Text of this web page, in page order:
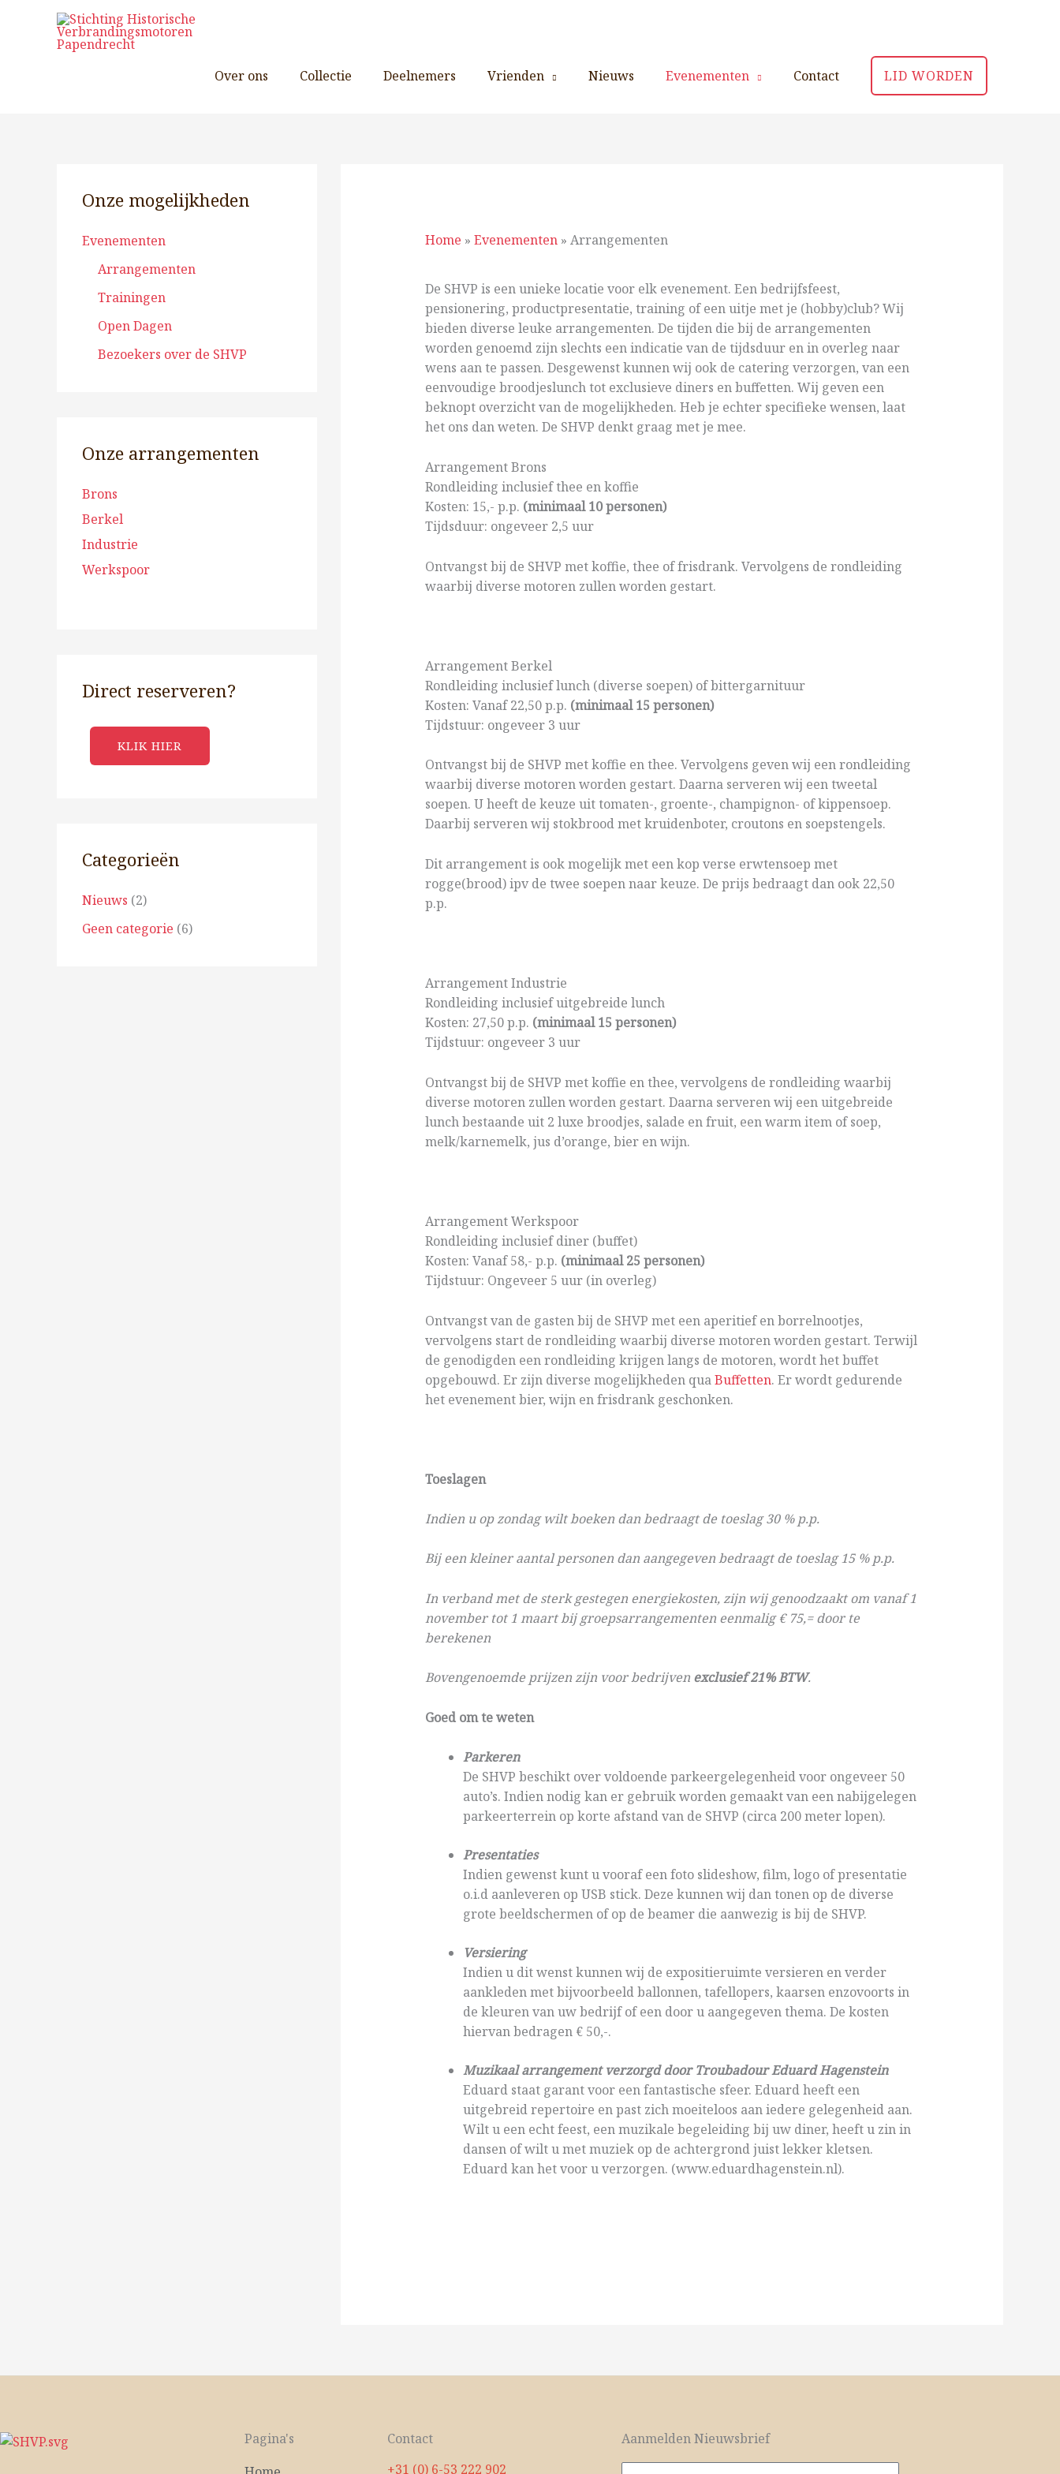
Over ons Collectie Deelnemers Vrienden Nieuws Evenementen Contact LID WORDEN
Onze mogelijkheden
Evenementen
Arrangementen
Trainingen
Open Dagen
Bezoekers over de SHVP
Onze arrangementen
Brons
Berkel
Industrie
Werkspoor
Direct reserveren?
KLIK HIER
Categorieën
Nieuws (2)
Geen categorie (6)
Home » Evenementen» Arrangementen
De SHVP is een unieke locatie voor elk evenement. Een bedrijfsfeest,
pensionering, productpresentatie, training of een uitje met je (hobby)club? Wij
bieden diverse leuke arrangementen. De tijden die bij de arrangementen
worden genoemd zijn slechts een indicatie van de tijdsduur en in overleg naar
wens aan te passen. Desgewenst kunnen wij ook de catering verzorgen, van een
eenvoudige broodjeslunch tot exclusieve diners en buffetten. Wij geven een
beknopt overzicht van de mogelijkheden. Heb je echter specifieke wensen, laat
het ons dan weten. De SHVP denkt graag met je mee.
Arrangement Brons
Rondleiding inclusief thee en koffie
Kosten: 15,- p.p. (minimaal 10 personen)
Tijdsduur: ongeveer 2,5 uur
Ontvangst bij de SHVP met koffie, thee of frisdrank. Vervolgens de rondleiding
waarbij diverse motoren zullen worden gestart.
Arrangement Berkel
Rondleiding inclusief lunch (diverse soepen) of bittergarnituur
Kosten: Vanaf 22,50 p.p. (minimaal 15 personen)
Tijdstuur: ongeveer 3 uur
Ontvangst bij de SHVP met koffie en thee. Vervolgens geven wij een rondleiding
waarbij diverse motoren worden gestart. Daarna serveren wij een tweetal
soepen. U heeft de keuze uit tomaten-, groente-, champignon- of kippensoep.
Daarbij serveren wij stokbrood met kruidenboter, croutons en soepstengels.
Dit arrangement is ook mogelijk met een kop verse erwtensoep met
rogge(brood) ipv de twee soepen naar keuze. De prijs bedraagt dan ook 22,50
p.p.
Arrangement Industrie
Rondleiding inclusief uitgebreide lunch
Kosten: 27,50 p.p. (minimaal 15 personen)
Tijdstuur: ongeveer 3 uur
Ontvangst bij de SHVP met koffie en thee, vervolgens de rondleiding waarbij
diverse motoren zullen worden gestart. Daarna serveren wij een uitgebreide
lunch bestaande uit 2 luxe broodjes, salade en fruit, een warm item of soep,
melk/karnemelk, jus d’orange, bier en wijn.
Arrangement Werkspoor
Rondleiding inclusief diner (buffet)
Kosten: Vanaf 58,- p.p. (minimaal 25 personen)
Tijdstuur: Ongeveer 5 uur (in overleg)
Ontvangst van de gasten bij de SHVP met een aperitief en borrelnootjes,
vervolgens start de rondleiding waarbij diverse motoren worden gestart. Terwijl
de genodigden een rondleiding krijgen langs de motoren, wordt het buffet
opgebouwd. Er zijn diverse mogelijkheden quaBuffetten. Er wordt gedurende
het evenement bier, wijn en frisdrank geschonken.
Toeslagen
Indien u op zondag wilt boeken dan bedraagt de toeslag 30 % p.p.
Bij een kleiner aantal personen dan aangegeven bedraagt de toeslag 15 % p.p.
In verband met de sterk gestegen energiekosten, zijn wij genoodzaakt om vanaf 1
november tot 1 maart bij groepsarrangementen eenmalig € 75,= door te
berekenen
Bovengenoemde prijzen zijn voor bedrijven exclusief 21% BTW.
Goed om te weten
Parkeren
De SHVP beschikt over voldoende parkeergelegenheid voor ongeveer 50
auto’s. Indien nodig kan er gebruik worden gemaakt van een nabijgelegen
parkeerterrein op korte afstand van de SHVP (circa 200 meter lopen).
Presentaties
Indien gewenst kunt u vooraf een foto slideshow, film, logo of presentatie
o.i.d aanleveren op USB stick. Deze kunnen wij dan tonen op de diverse
grote beeldschermen of op de beamer die aanwezig is bij de SHVP.
Versiering
Indien u dit wenst kunnen wij de expositieruimte versieren en verder
aankleden met bijvoorbeeld ballonnen, tafellopers, kaarsen enzovoorts in
de kleuren van uw bedrijf of een door u aangegeven thema. De kosten
hiervan bedragen € 50,-.
Muzikaal arrangement verzorgd door Troubadour Eduard Hagenstein
Eduard staat garant voor een fantastische sfeer. Eduard heeft een
uitgebreid repertoire en past zich moeiteloos aan iedere gelegenheid aan.
Wilt u een echt feest, een muzikale begeleiding bij uw diner, heeft u zin in
dansen of wilt u met muziek op de achtergrond juist lekker kletsen.
Eduard kan het voor u verzorgen. (www.eduardhagenstein.nl).
Pagina's
Contact
+31 (0) 6-53 222 902
Aanmelden Nieuwsbrief